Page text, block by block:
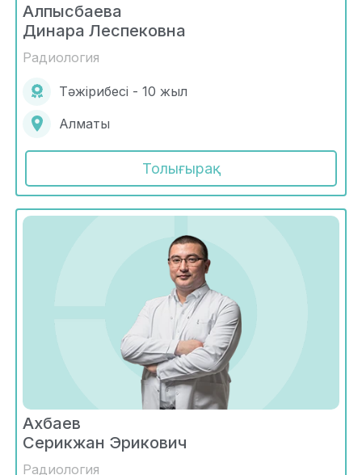
Алпысбаева
Динара Леспековна
Радиология
Тәжірибесі - 10 жыл
Алматы
Толығырақ
Ахбаев
Серикжан Эрикович
Радиология